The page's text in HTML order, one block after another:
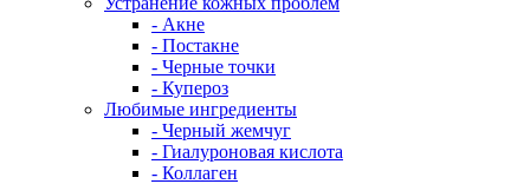
- Акне
- Постакне
- Черные точки
- Купероз
Любимые ингредиенты
- Черный жемчуг
- Гиалуроновая кислота
- Коллаген